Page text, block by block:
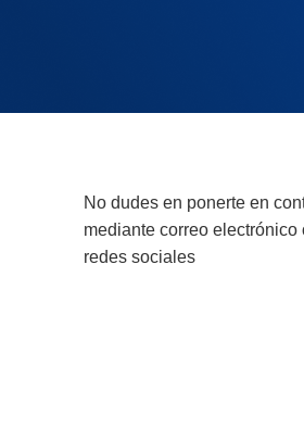
No dudes en ponerte en
mediante correo electrónico
redes sociales